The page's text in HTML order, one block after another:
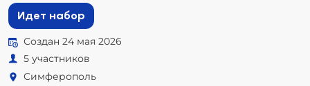
Идет набор
Создан 24 мая 2026
5 участников
Симферополь